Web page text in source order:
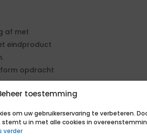
toestemming
om uw gebruikerservaring te verbeteren.
stemt u in met alle cookies in
verder
af met
eindproduct
opdracht
De
het proces.